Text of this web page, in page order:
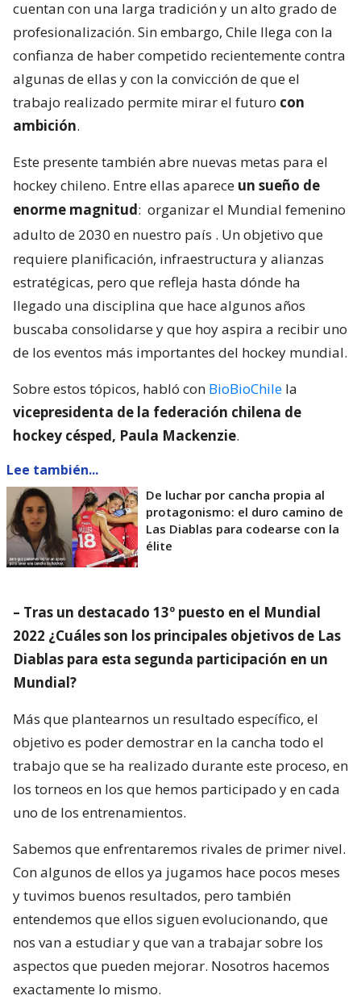
cuentan con una larga tradición y un alto grado de
profesionalización. Sin embargo, Chile llega con la
confianza de haber competido recientemente contra
algunas de ellas y con la convicción de que el
trabajo realizado permite mirar el futuro con
ambición.
Este presente también abre nuevas metas para el
hockey chileno. Entre ellas aparece un sueño de
enorme magnitud: organizar el Mundial femenino
adulto de 2030 en nuestro país . Un objetivo que
requiere planificación, infraestructura y alianzas
estratégicas, pero que refleja hasta dónde ha
llegado una disciplina que hace algunos años
buscaba consolidarse y que hoy aspira a recibir uno
de los eventos más importantes del hockey mundial.
Sobre estos tópicos, habló con BioBioChile la
vicepresidenta de la federación chilena de
hockey césped, Paula Mackenzie.
Lee también...
De luchar por cancha propia al
protagonismo: el duro camino de
Las Diablas para codearse con la
élite
– Tras un destacado 13º puesto en el Mundial
2022 ¿Cuáles son los principales objetivos de Las
Diablas para esta segunda participación en un
Mundial?
Más que plantearnos un resultado específico, el
objetivo es poder demostrar en la cancha todo el
trabajo que se ha realizado durante este proceso, en
los torneos en los que hemos participado y en cada
uno de los entrenamientos.
Sabemos que enfrentaremos rivales de primer nivel.
Con algunos de ellos ya jugamos hace pocos meses
y tuvimos buenos resultados, pero también
entendemos que ellos siguen evolucionando, que
nos van a estudiar y que van a trabajar sobre los
aspectos que pueden mejorar. Nosotros hacemos
exactamente lo mismo.